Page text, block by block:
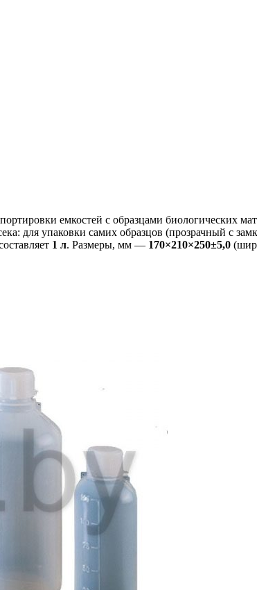
емкостей с образцами биологических
для упаковки самих образцов (прозрачный с
1 л. Размеры, мм — 170×210×250±5,0